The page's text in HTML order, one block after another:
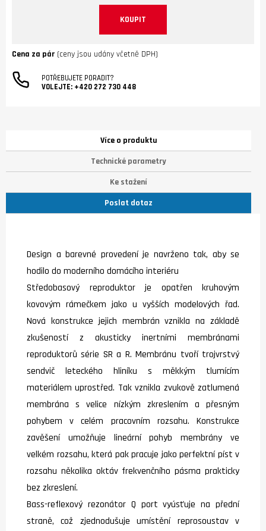
KOUPIT
Cena za pár (ceny jsou udány včetně DPH)
POTŘEBUJETE PORADIT?
VOLEJTE: +420 272 730 448
Více o produktu
Technické parametry
Ke stažení
Poslat dotaz
Design a barevné provedení je navrženo tak, aby se
hodilo do moderního domácího interiéru
Středobasový reproduktor je opatřen kruhovým
kovovým rámečkem jako u vyšších modelových řad.
Nová konstrukce jejich membrán vznikla na základě
zkušeností z akusticky inertními membránami
reproduktorů série SR a R. Membránu tvoří trojvrstvý
sendvič leteckého hliníku s měkkým tlumícím
materiálem uprostřed. Tak vznikla zvukově zatlumená
membrána s velice nízkým zkreslením a přesným
pohybem v celém pracovním rozsahu. Konstrukce
zavěšení umožňuje lineární pohyb membrány ve
velkém rozsahu, která pak pracuje jako perfektní píst v
rozsahu několika oktáv frekvenčního pásma prakticky
bez zkreslení.
Bass-reflexový rezonátor Q port vyúsťuje na přední
straně, což zjednodušuje umístění reprosoustav v